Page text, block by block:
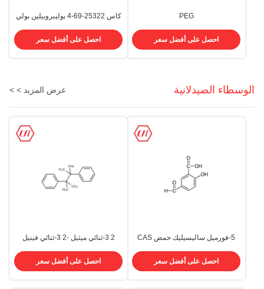
PEG
احصل على أفضل سعر
كاس 25322-69-4 بوليبروبيلين بولي
Liquid
احصل على أفضل سعر
الوسطاء الصيدلانية عرض المزيد > >
5-فورميل ساليسيليك حمض CAS
Hydroxybenzoic Acid
احصل على أفضل سعر
2 3-ثنائي ميثيل -2 3-ثنائي فينيل
وسيطة صيدلانية
احصل على أفضل سعر